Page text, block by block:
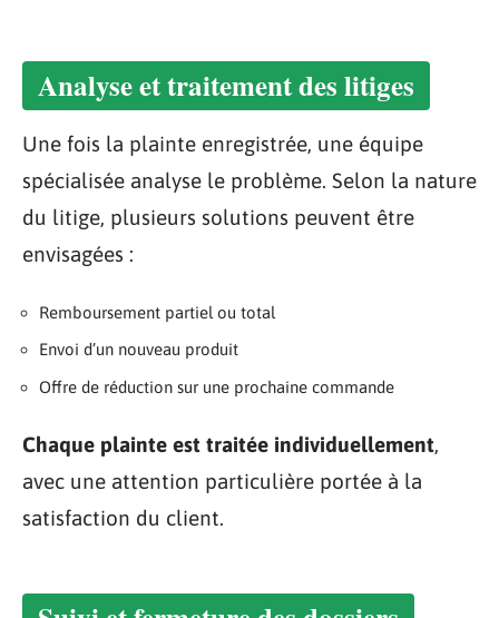
Analyse et traitement des litiges
Une fois la plainte enregistrée, une équipe
spécialisée analyse le problème. Selon la nature
du litige, plusieurs solutions peuvent être
envisagées :
Remboursement partiel ou total
Envoi d’un nouveau produit
Offre de réduction sur une prochaine commande
Chaque plainte est traitée individuellement,
avec une attention particulière portée à la
satisfaction du client.